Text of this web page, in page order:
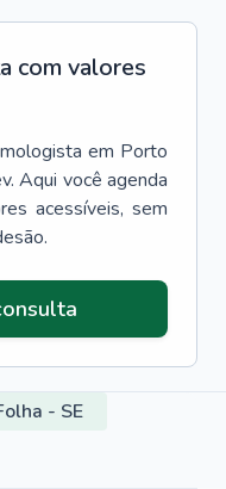
com valores
em Porto
Aqui você agenda
acessíveis, sem
- SE